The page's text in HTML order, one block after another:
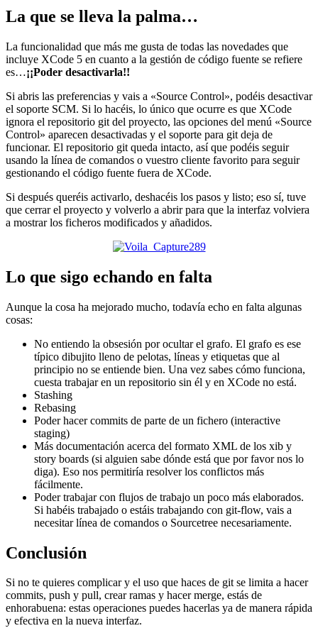
La que se lleva la palma…
La funcionalidad que más me gusta de todas las novedades que
incluye XCode 5 en cuanto a la gestión de código fuente se refiere
es…¡¡Poder desactivarla!!
Si abris las preferencias y vais a «Source Control», podéis desactivar
el soporte SCM. Si lo hacéis, lo único que ocurre es que XCode
ignora el repositorio git del proyecto, las opciones del menú «Source
Control» aparecen desactivadas y el soporte para git deja de
funcionar. El repositorio git queda intacto, así que podéis seguir
usando la línea de comandos o vuestro cliente favorito para seguir
gestionando el código fuente fuera de XCode.
Si después queréis activarlo, deshacéis los pasos y listo; eso sí, tuve
que cerrar el proyecto y volverlo a abrir para que la interfaz volviera
a mostrar los ficheros modificados y añadidos.
Lo que sigo echando en falta
Aunque la cosa ha mejorado mucho, todavía echo en falta algunas
cosas:
No entiendo la obsesión por ocultar el grafo. El grafo es ese
típico dibujito lleno de pelotas, líneas y etiquetas que al
principio no se entiende bien. Una vez sabes cómo funciona,
cuesta trabajar en un repositorio sin él y en XCode no está.
Stashing
Rebasing
Poder hacer commits de parte de un fichero (interactive
staging)
Más documentación acerca del formato XML de los xib y
story boards (si alguien sabe dónde está que por favor nos lo
diga). Eso nos permitiría resolver los conflictos más
fácilmente.
Poder trabajar con flujos de trabajo un poco más elaborados.
Si habéis trabajado o estáis trabajando con git-flow, vais a
necesitar línea de comandos o Sourcetree necesariamente.
Conclusión
Si no te quieres complicar y el uso que haces de git se limita a hacer
commits, push y pull, crear ramas y hacer merge, estás de
enhorabuena: estas operaciones puedes hacerlas ya de manera rápida
y efectiva en la nueva interfaz.